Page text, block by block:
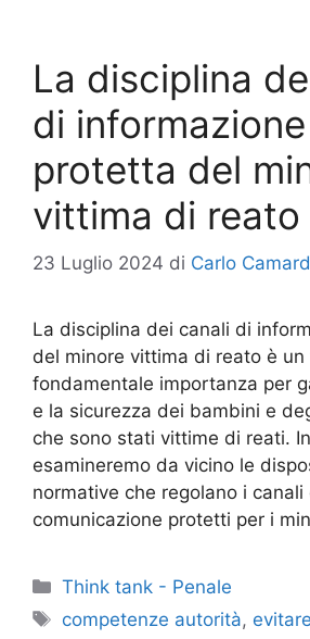
La disciplina
di informazione
protetta del
vittima di reato
23 Luglio 2024 di Carlo
La disciplina dei canali di
del minore vittima di reato è un
fondamentale importanza per
e la sicurezza dei bambini e
che sono stati vittime di reati.
esamineremo da vicino le
normative che regolano i canali
comunicazione protetti per i
Categorie
Think tank - Penale
Tag
competenze autorità,